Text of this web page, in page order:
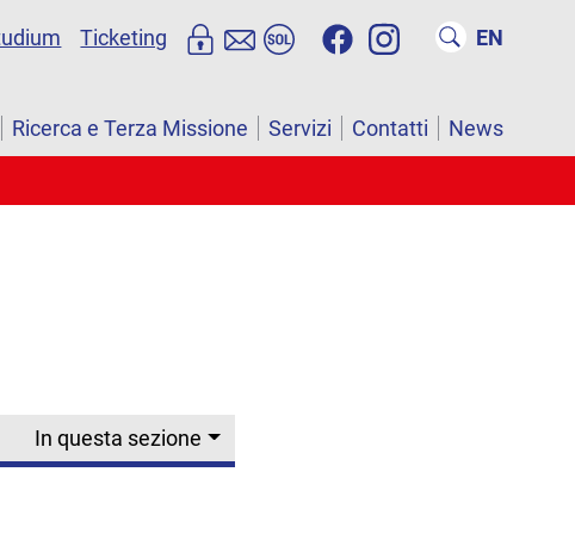
Ticketing EN
Ricerca e Terza Missione Servizi Contatti News
In questa sezione